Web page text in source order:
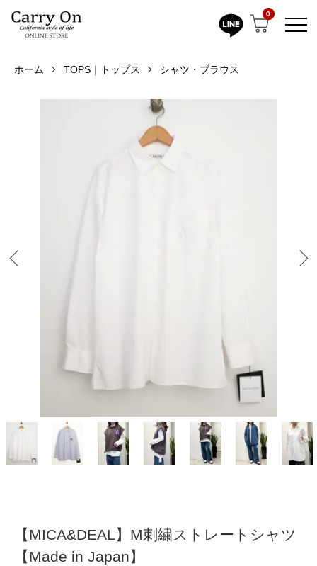
0
ホーム TOPS｜トップス シャツ・ブラウス
【MICA&DEAL】M刺繍ストレートシャツ
【Made in Japan】